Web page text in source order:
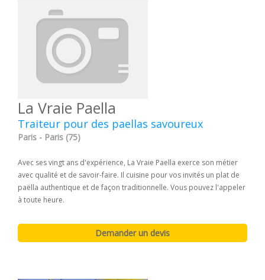
La Vraie Paella
Traiteur pour des paellas savoureux
Paris - Paris (75)
Avec ses vingt ans d'expérience, La Vraie Paella exerce son métier
avec qualité et de savoir-faire. Il cuisine pour vos invités un plat de
paëlla authentique et de façon traditionnelle. Vous pouvez l'appeler
à toute heure.